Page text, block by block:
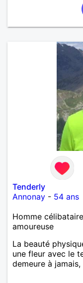
Tenderly
Annonay - 54 ans
Homme
amoureuse
La beauté
une fleur avec le
demeure à